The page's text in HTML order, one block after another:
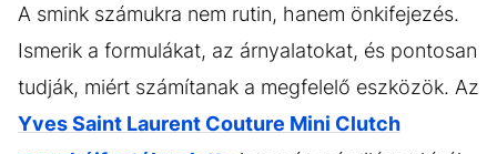
A smink számukra nem rutin, hanem önkifejezés.
Ismerik a formulákat, az árnyalatokat, és pontosan
tudják, miért számítanak a megfelelő eszközök. Az
Yves Saint Laurent Couture Mini Clutch